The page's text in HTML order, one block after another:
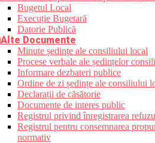
Bugetul Local
Execuție Bugetară
Datorie Publică
Alte Documente
Minute ședințe ale consiliului local
Procese verbale ale ședințelor
Informare dezbateri publice
Ordine de zi ședințe ale consiliului
Declarații de căsătorie
Documente de interes public
Registrul privind înregistrarea
Registrul pentru consemnarea
normativ